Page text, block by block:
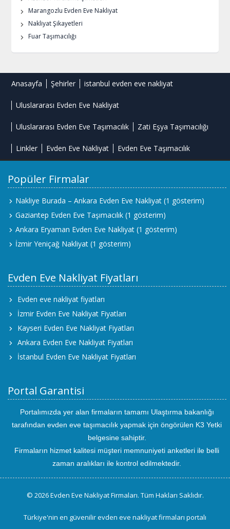
Marangozlu Evden Eve Nakliyat
Nakliyat Şikayetleri
Fuar Taşımacılığı
Anasayfa Şehirler istanbul evden eve nakliyat
Uluslararası Evden Eve Nakliyat
Uluslararası Evden Eve Taşımacılık Zati Eşya Taşımacılığı
Linkler Evden Eve Nakliyat Evden Eve Taşımacılık
Popüler Firmalar
Nakliye Burada – Ankara Evden Eve Nakliyat (1 gösterim)
Gaziantep Evden Eve Taşımacılık (1 gösterim)
Ankara Eryaman Evden Eve Nakliyat (1 gösterim)
İzmir Yeniçağ Nakliyat (1 gösterim)
Evden Eve Nakliyat Fiyatları
Evden eve nakliyat fiyatları
İzmir Evden Eve Nakliyat Fiyatları
Kayseri Evden Eve Nakliyat Fiyatları
Ankara Evden Eve Nakliyat Fiyatları
İstanbul Evden Eve Nakliyat Fiyatları
Portal Garantisi
Portalımızda yer alan firmaların tamamı Ulaştırma bakanlığı
tarafından evden eve taşımacılık yapmak için öngörülen K3 Yetki
belgesine sahiptir.
Firmaların hizmet kalitesi müşteri memnuniyeti anketleri ile belli
zaman aralıkları ile kontrol edilmektedir.
© 2026 Evden Eve Nakliyat Firmaları. Tüm Hakları Saklıdır.
Türkiye'nin en güvenilir evden eve nakliyat firmaları portalı